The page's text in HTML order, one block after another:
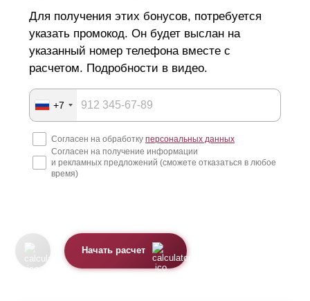
Для получения этих бонусов, потребуется
указать промокод. Он будет выслан на
указанный номер телефона вместе с
расчетом. Подробности в видео.
+7
Согласен на обработку персональных данных
Согласен на получение информации
и рекламных предложений (сможете отказаться в любое
время)
Начать расчет